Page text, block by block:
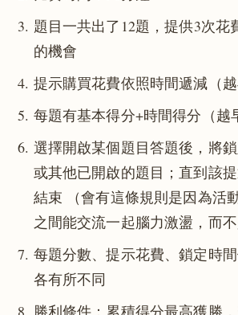
題目一共出了12題，提供3次花
的機會
提示購買花費依照時間遞減（越
每題有基本得分+時間得分（越
選擇開啟某個題目答題後，將
或其他已開啟的題目；直到該
結束 （會有這條規則是因為活
之間能交流一起腦力激盪，而不
每題分數、提示花費、鎖定時
各有所不同